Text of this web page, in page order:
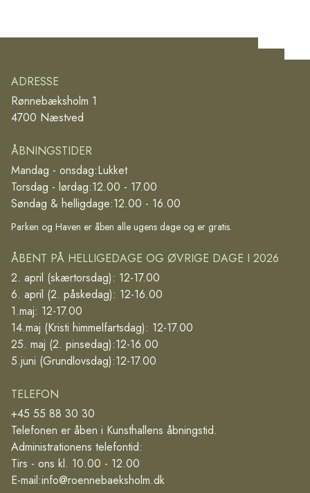
ADRESSE
Rønnebæksholm 1
4700 Næstved
ÅBNINGSTIDER
Mandag - onsdag:Lukket
Torsdag - lørdag:12.00 - 17.00
Søndag & helligdage:12.00 - 16.00
Parken og Haven er åben alle ugens dage og er gratis.
ÅBENT PÅ HELLIGEDAGE OG ØVRIGE DAGE I 2026
2. april (skærtorsdag): 12-17.00
6. april (2. påskedag): 12-16.00
1.maj: 12-17.00
14.maj (Kristi himmelfartsdag): 12-17.00
25. maj (2. pinsedag):12-16.00
5.juni (Grundlovsdag):12-17.00
TELEFON
+45 55 88 30 30
Telefonen er åben i Kunsthallens åbningstid.
Administrationens telefontid:
Tirs - ons kl. 10.00 - 12.00
E-mail:info@roennebaeksholm.dk